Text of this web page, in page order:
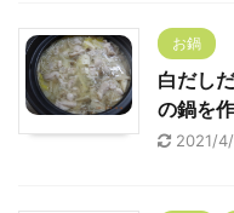
お鍋
白だし
の鍋を
2021/